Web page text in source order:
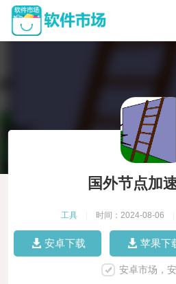
国外节点加
工具 时间：2024-08-06
安卓下载 苹果下
安卓市场，